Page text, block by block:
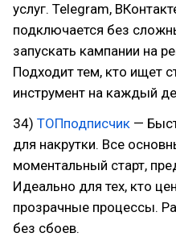
услуг. Telegram,
подключается без
запускать кампании на
Подходит тем, кто ищет
инструмент на каждый
34) ТОПподписчик —
для накрутки. Все
моментальный старт,
Идеально для тех, кто
прозрачные процессы.
без сбоев.